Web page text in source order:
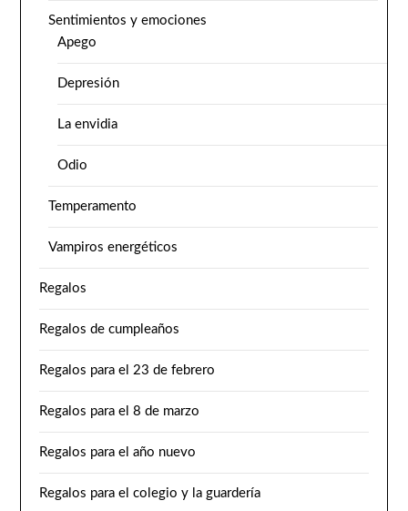
Sentimientos y emociones
Apego
Depresión
La envidia
Odio
Temperamento
Vampiros energéticos
Regalos
Regalos de cumpleaños
Regalos para el 23 de febrero
Regalos para el 8 de marzo
Regalos para el año nuevo
Regalos para el colegio y la guardería